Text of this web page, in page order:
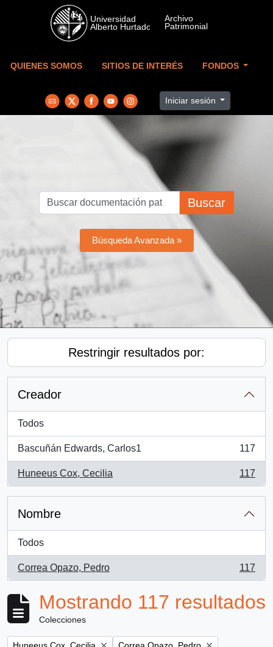
Skip to main content
QUIENES SOMOS SITIOS DE INTERÉS FONDOS
Iniciar sesión
Buscar
Búsqueda Avanzada »
Restringir resultados por:
Creador
Todos
Bascuñán Edwards, Carlos1
, 117 resultados
117
Huneeus Cox, Cecilia
, 117 resultados
117
Nombre
Todos
Correa Opazo, Pedro
, 117 resultados
117
Mostrando 117 resultados
Colecciones
Remove filter: Remove filter: